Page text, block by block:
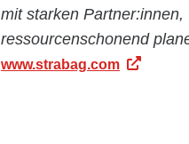
mit starken
ressourcenschonend
www.strabag.com